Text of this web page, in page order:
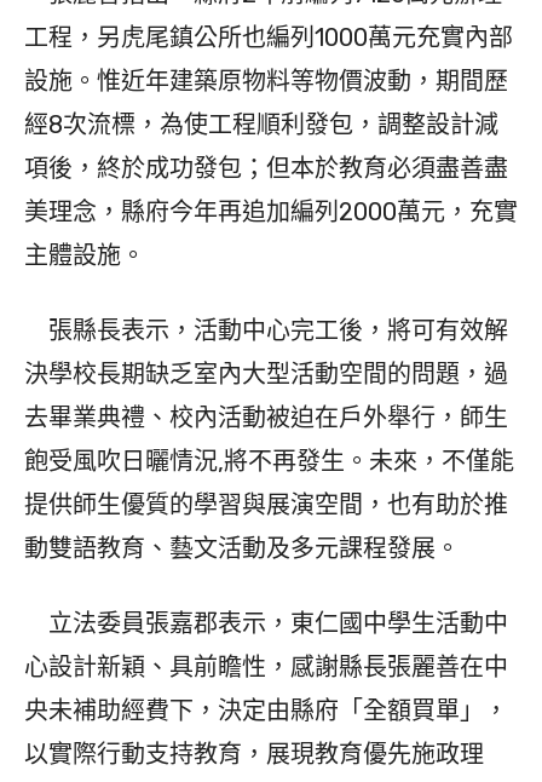
工程，另虎尾鎮公所也編列1000萬元充實內部
設施。惟近年建築原物料等物價波動，期間歷
經8次流標，為使工程順利發包，調整設計減
項後，終於成功發包；但本於教育必須盡善盡
美理念，縣府今年再追加編列2000萬元，充實
主體設施。
張縣長表示，活動中心完工後，將可有效解
決學校長期缺乏室內大型活動空間的問題，過
去畢業典禮、校內活動被迫在戶外舉行，師生
飽受風吹日曬情況,將不再發生。未來，不僅能
提供師生優質的學習與展演空間，也有助於推
動雙語教育、藝文活動及多元課程發展。
立法委員張嘉郡表示，東仁國中學生活動中
心設計新穎、具前瞻性，感謝縣長張麗善在中
央未補助經費下，決定由縣府「全額買單」，
以實際行動支持教育，展現教育優先施政理